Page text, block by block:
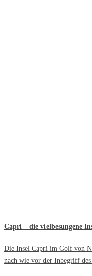
Capri – die vielbesungene
Die Insel Capri im Golf von
nach wie vor der Inbegriff des